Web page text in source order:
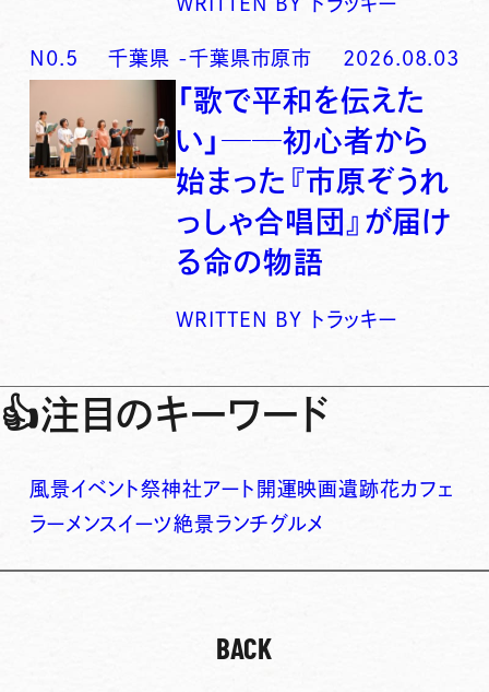
N0. 5 千葉県 -千葉県市原市 2026.08.03
「歌で平和を伝えた
い」──初心者から
始まった『市原ぞうれ
っしゃ合唱団』が届け
る命の物語
WRITTEN BY トラッキー
👍注目のキーワード
風景イベント祭神社アート 開運映画遺跡花カフェ
ラーメンスイーツ絶景ランチグルメ
BACK